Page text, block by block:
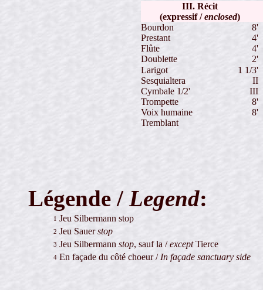
III. Récit
(expressif /enclosed)
Bourdon
8'
Prestant
4'
Flûte
4'
Doublette
2'
Larigot
1 1/3'
Sesquialtera
II
Cymbale 1/2'
III
Trompette
8'
Voix humaine
8'
Tremblant
Légende / Legend:
1 Jeu Silbermann stop
2 Jeu Sauerstop
3 Jeu Silbermann stop, sauf la /exceptTierce
4 En façade du côté choeur / In façade sanctuary side